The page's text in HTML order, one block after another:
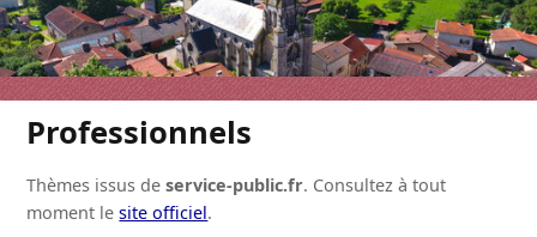
Professionnels
Thèmes issus deservice-public.fr. Consultez à tout
moment lesite officiel.